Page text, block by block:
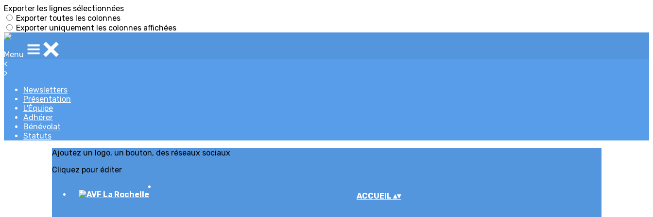
Exporter les lignes sélectionnées
Exporter toutes les colonnes
Exporter uniquement les colonnes affichées
Menu
<
>
Newsletters
Présentation
L'Équipe
Adhérer
Bénévolat
Statuts
Ajoutez un logo, un bouton, des réseaux sociaux
Cliquez pour éditer
ACCUEIL ▴▾